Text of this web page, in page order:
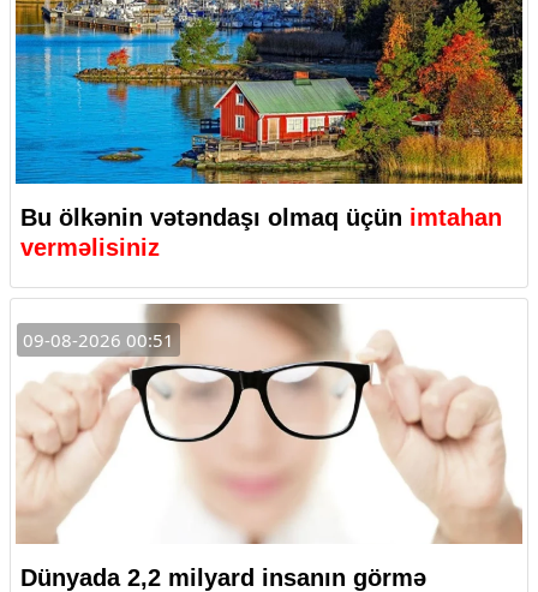
Bu ölkənin vətəndaşı olmaq üçün imtahan
verməlisiniz
09-08-2026 00:51
Dünyada 2,2 milyard insanın görmə